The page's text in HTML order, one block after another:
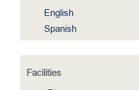
English
Spanish
Facilities